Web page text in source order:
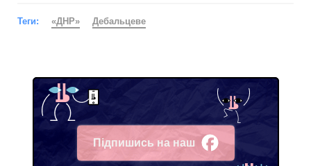
Теги: «ДНР» Дебальцеве
Підпишись на наш
Facebook